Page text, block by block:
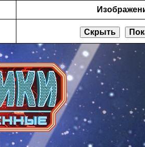
Скрыть